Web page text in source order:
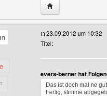
Website dieses
Profile anzeigen
23.09.2012 um 10:32
Titel:
evers-berner hat
Das ist doch mal ne
Fertig, stimme